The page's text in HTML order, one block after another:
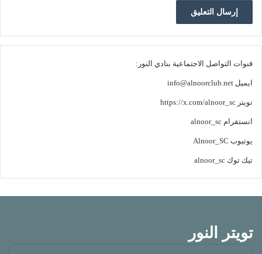
قنوات التواصل الاجتماعية بنادي النور:
ايميل info@alnoorclub.net
تويتر https://x.com/alnoor_sc
انستقرام alnoor_sc
يوتيوب Alnoor_SC
تيك توك alnoor_sc
تويتر النور